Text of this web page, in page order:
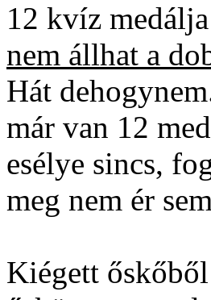
12 kvíz
nem állhat a
Hát
már van 12
esélye sincs,
meg nem ér
Kiégett